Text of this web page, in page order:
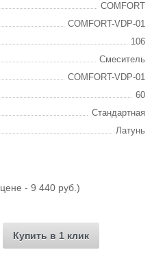
COMFORT
COMFORT-VDP-01
106
Смеситель
COMFORT-VDP-01
60
Стандартная
Латунь
- 9 440 руб.)
Купить в 1 клик